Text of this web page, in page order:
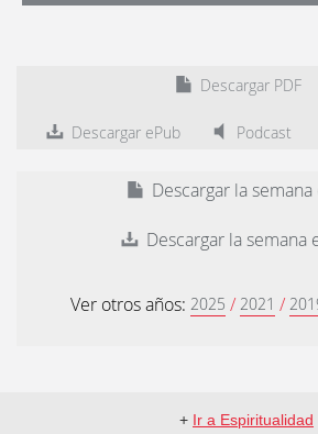
Descargar PDF
Descargar ePub Podcast
Descargar la semana
Descargar la semana
Ver otros años: 2025 / 2021 /
+ Ir a Espiritualidad